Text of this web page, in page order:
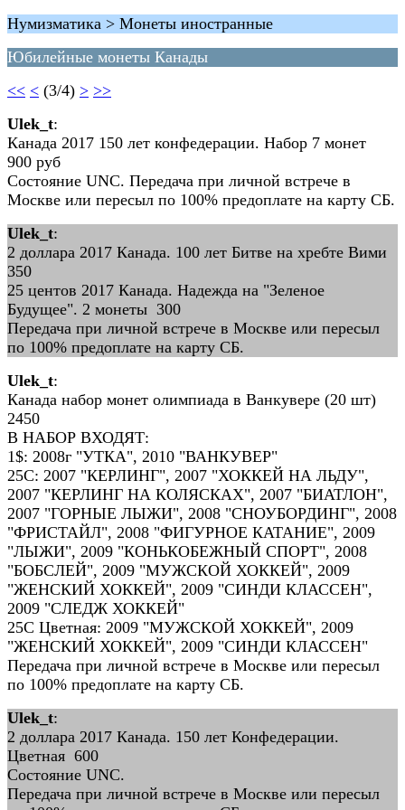
Нумизматика > Монеты иностранные
Юбилейные монеты Канады
<< < (3/4) > >>
Ulek_t:
Канада 2017 150 лет конфедерации. Набор 7 монет
900 руб
Состояние UNC. Передача при личной встрече в
Москве или пересыл по 100% предоплате на карту СБ.
Ulek_t:
2 доллара 2017 Канада. 100 лет Битве на хребте Вими
350
25 центов 2017 Канада. Надежда на "Зеленое
Будущее". 2 монеты 300
Передача при личной встрече в Москве или пересыл
по 100% предоплате на карту СБ.
Ulek_t:
Канада набор монет олимпиада в Ванкувере (20 шт)
2450
В НАБОР ВХОДЯТ:
1$: 2008г "УТКА", 2010 "ВАНКУВЕР"
25С: 2007 "КЕРЛИНГ", 2007 "ХОККЕЙ НА ЛЬДУ",
2007 "КЕРЛИНГ НА КОЛЯСКАХ", 2007 "БИАТЛОН",
2007 "ГОРНЫЕ ЛЫЖИ", 2008 "СНОУБОРДИНГ", 2008
"ФРИСТАЙЛ", 2008 "ФИГУРНОЕ КАТАНИЕ", 2009
"ЛЫЖИ", 2009 "КОНЬКОБЕЖНЫЙ СПОРТ", 2008
"БОБСЛЕЙ", 2009 "МУЖСКОЙ ХОККЕЙ", 2009
"ЖЕНСКИЙ ХОККЕЙ", 2009 "СИНДИ КЛАССЕН",
2009 "СЛЕДЖ ХОККЕЙ"
25C Цветная: 2009 "МУЖСКОЙ ХОККЕЙ", 2009
"ЖЕНСКИЙ ХОККЕЙ", 2009 "СИНДИ КЛАССЕН"
Передача при личной встрече в Москве или пересыл
по 100% предоплате на карту СБ.
Ulek_t:
2 доллара 2017 Канада. 150 лет Конфедерации.
Цветная 600
Состояние UNC.
Передача при личной встрече в Москве или пересыл